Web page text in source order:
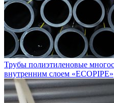
Трубы полиэтиленовые
внутренним слоем «ECOPIPE»